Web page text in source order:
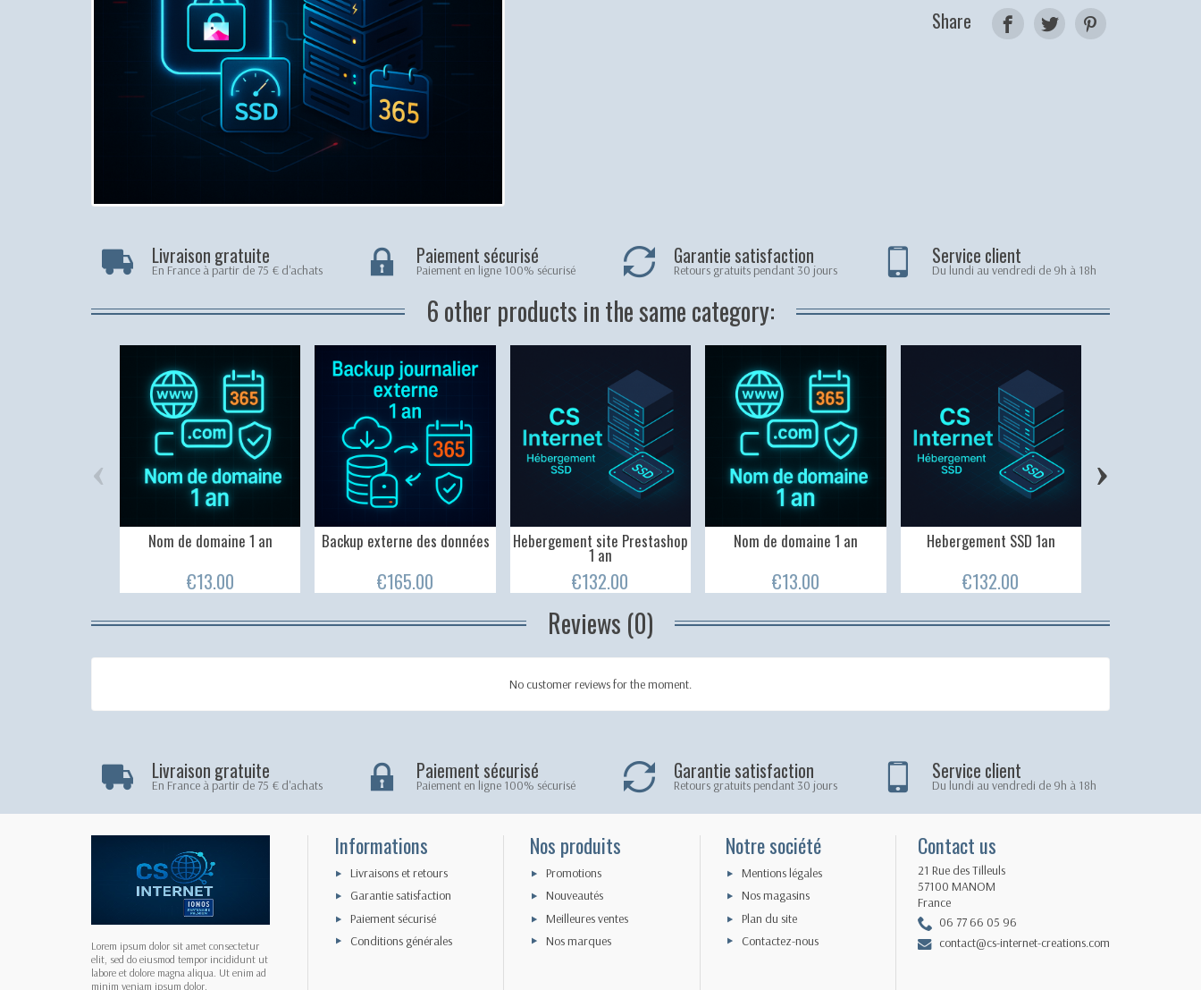
Share
Livraison gratuite
En France à partir de 75 € d'achats
Paiement sécurisé
Paiement en ligne 100% sécurisé
Garantie satisfaction
Retours gratuits pendant 30 jours
Service client
Du lundi au vendredi de 9h à 18h
6 other products in the same category:
Nom de domaine 1 an
€13.00
Backup externe des données
€165.00
Hebergement site Prestashop
1 an
€132.00
Nom de domaine 1 an
€13.00
Hebergement SSD 1an
€132.00
‹ ›
Reviews (0)
No customer reviews for the moment.
Livraison gratuite
En France à partir de 75 € d'achats
Paiement sécurisé
Paiement en ligne 100% sécurisé
Garantie satisfaction
Retours gratuits pendant 30 jours
Service client
Du lundi au vendredi de 9h à 18h
Lorem ipsum dolor sit amet consectetur
elit, sed do eiusmod tempor incididunt ut
labore et dolore magna aliqua. Ut enim ad
minim veniam ipsum dolor.
Informations
Livraisons et retours
Garantie satisfaction
Paiement sécurisé
Conditions générales
Nos produits
Promotions
Nouveautés
Meilleures ventes
Nos marques
Notre société
Mentions légales
Nos magasins
Plan du site
Contactez-nous
Contact us
21 Rue des Tilleuls
57100 MANOM
France
06 77 66 05 96
contact@cs-internet-creations.com